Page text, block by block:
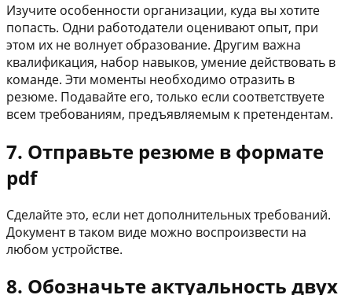
Изучите особенности организации, куда вы хотите
попасть. Одни работодатели оценивают опыт, при
этом их не волнует образование. Другим важна
квалификация, набор навыков, умение действовать в
команде. Эти моменты необходимо отразить в
резюме. Подавайте его, только если соответствуете
всем требованиям, предъявляемым к претендентам.
7. Отправьте резюме в формате
pdf
Сделайте это, если нет дополнительных требований.
Документ в таком виде можно воспроизвести на
любом устройстве.
8. Обозначьте актуальность двух